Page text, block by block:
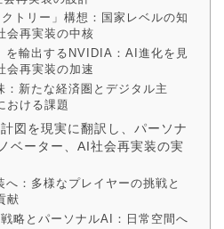
トリー」構想：国家レベルの知
会再実装の中核
を輸出するNVIDIA：AI進化を見
会再実装の加速
：新たな経済圏とデジタル主
おける課題
図を現実に翻訳し、パーソナ
ベーター、AI社会再実装の実
へ：多様なプレイヤーの挑戦と
献
略とパーソナルAI：日常空間へ